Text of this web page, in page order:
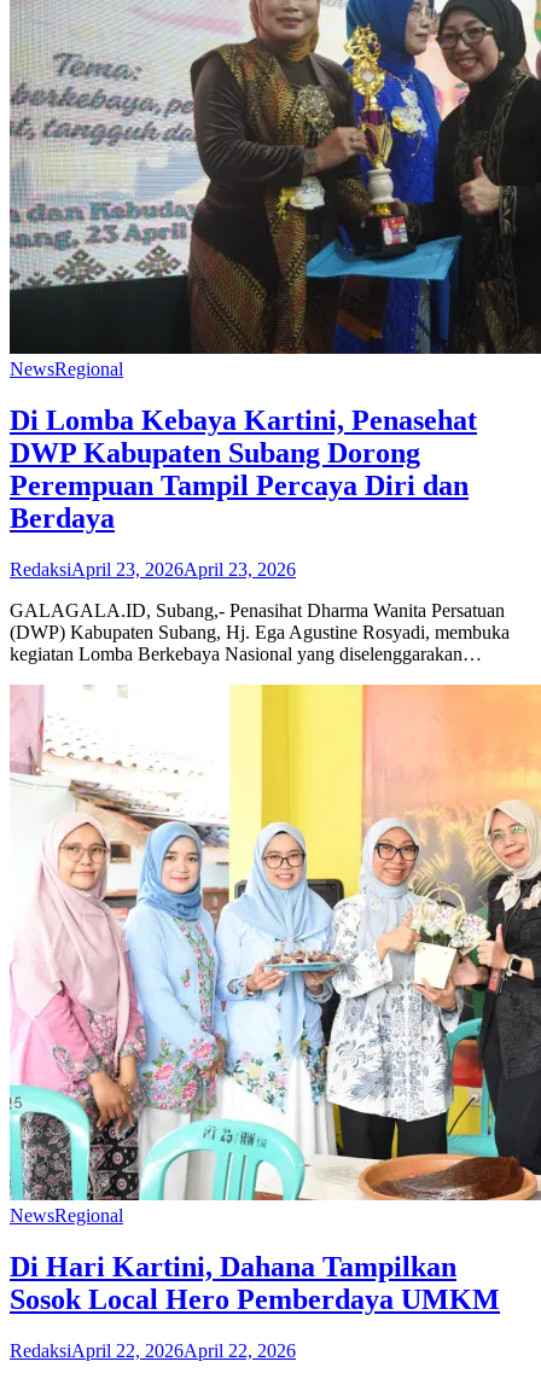
NewsRegional
Di Lomba Kebaya Kartini, Penasehat
DWP Kabupaten Subang Dorong
Perempuan Tampil Percaya Diri dan
Berdaya
RedaksiApril 23, 2026April 23, 2026
GALAGALA.ID, Subang,- Penasihat Dharma Wanita Persatuan
(DWP) Kabupaten Subang, Hj. Ega Agustine Rosyadi, membuka
kegiatan Lomba Berkebaya Nasional yang diselenggarakan…
NewsRegional
Di Hari Kartini, Dahana Tampilkan
Sosok Local Hero Pemberdaya UMKM
RedaksiApril 22, 2026April 22, 2026